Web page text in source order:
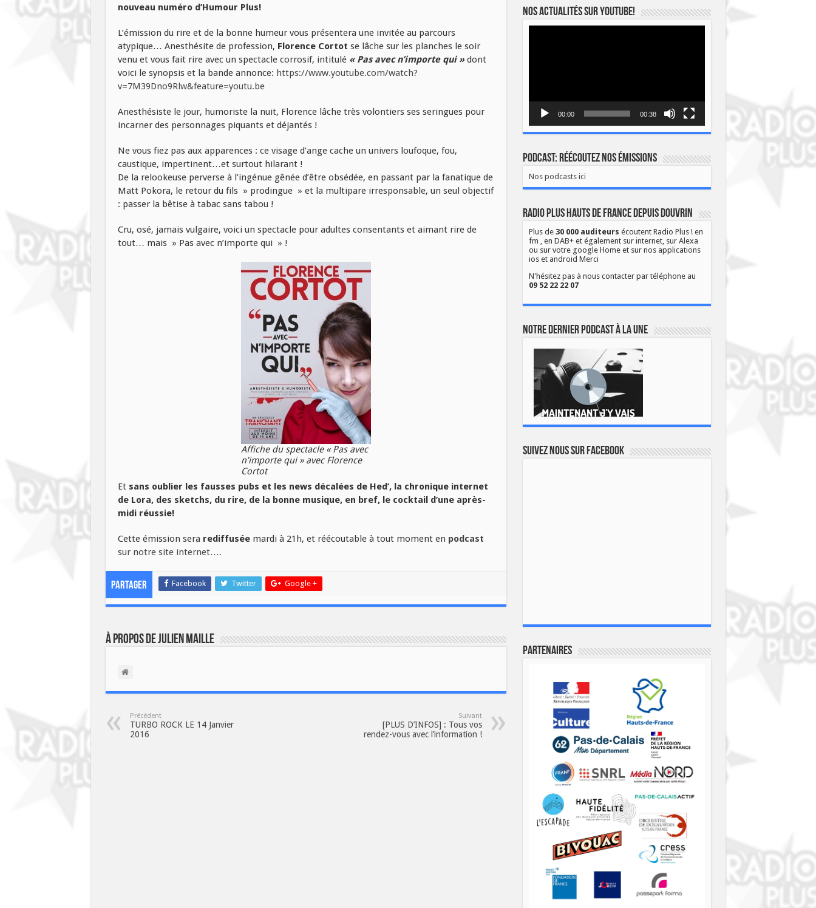
nouveau numéro d’Humour Plus!
L’émission du rire et de la bonne humeur vous présentera une invitée au parcours
atypique… Anesthésite de profession, Florence Cortot se lâche sur les planches le soir
venu et vous fait rire avec un spectacle corrosif, intitulé « Pas avec n’importe qui »dont
voici le synopsis et la bande annonce: https://www.youtube.com/watch?
v=7M39Dno9Rlw&feature=youtu.be
Anesthésiste le jour, humoriste la nuit, Florence lâche très volontiers ses seringues pour
incarner des personnages piquants et déjantés !
Ne vous fiez pas aux apparences : ce visage d’ange cache un univers loufoque, fou,
caustique, impertinent…et surtout hilarant !
De la relookeuse perverse à l’ingénue gênée d’être obsédée, en passant par la fanatique de
Matt Pokora, le retour du fils » prodingue » et la multipare irresponsable, un seul objectif
: passer la bêtise à tabac sans tabou !
Cru, osé, jamais vulgaire, voici un spectacle pour adultes consentants et aimant rire de
tout… mais » Pas avec n’importe qui » !
Affiche du spectacle « Pas avec
n’importe qui » avec Florence
Cortot
Et sans oublier les fausses pubs et les news décalées de Hed’, la chronique internet
de Lora, des sketchs, du rire, de la bonne musique, en bref, le cocktail d’une après-
midi réussie!
Cette émission sera rediffuséemardi à 21h, et réécoutable à tout moment en podcast
sur notre site internet….
Partager Facebook Twitter Google +
À propos de Julien Maille
Précédent
TURBO ROCK LE 14 Janvier
2016
Suivant
[PLUS D’INFOS] : Tous vos
rendez-vous avec l’information !
Nos actualités sur YOUTUBE!
00:00 00:38
Podcast: Réécoutez nos émissions
Nos podcasts ici
Radio Plus Hauts de France depuis Douvrin
Plus de 30 000 auditeurs écoutent Radio Plus ! en
fm , en DAB+ et également sur internet, sur Alexa
ou sur votre google Home et sur nos applications
ios et android Merci
N'hésitez pas à nous contacter par téléphone au
09 52 22 22 07
Notre dernier podcast à la une
Suivez nous sur Facebook
Partenaires